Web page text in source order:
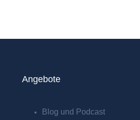
Angebote
Blog und Podcast